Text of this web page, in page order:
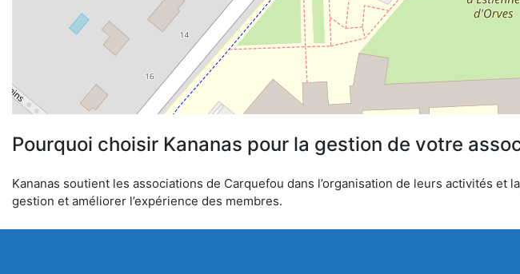
Pourquoi choisir Kananas pour la gestion de votre
Kananas soutient les associations de Carquefou dans l’organisation de leurs activités
gestion et améliorer l’expérience des membres.